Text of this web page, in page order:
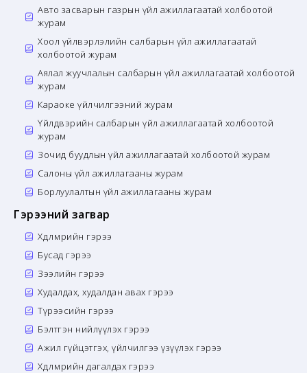
Авто засварын газрын үйл ажиллагаатай холбоотой
журам
Хоол үйлвэрлэлийн салбарын үйл ажиллагаатай
холбоотой журам
Аялал жуучлалын салбарын үйл ажиллагаатай холбоотой
журам
Караоке үйлчилгээний журам
Үйлдвэрийн салбарын үйл ажиллагаатай холбоотой
журам
Зочид буудлын үйл ажиллагаатай холбоотой журам
Салоны үйл ажиллагааны журам
Борлуулалтын үйл ажиллагааны журам
Гэрээний загвар
Хөдөлмөрийн гэрээ
Бусад гэрээ
Зээлийн гэрээ
Худалдах, худалдан авах гэрээ
Түрээсийн гэрээ
Бэлтгэн нийлүүлэх гэрээ
Ажил гүйцэтгэх, үйлчилгээ үзүүлэх гэрээ
Хөдөлмөрийн дагалдах гэрээ